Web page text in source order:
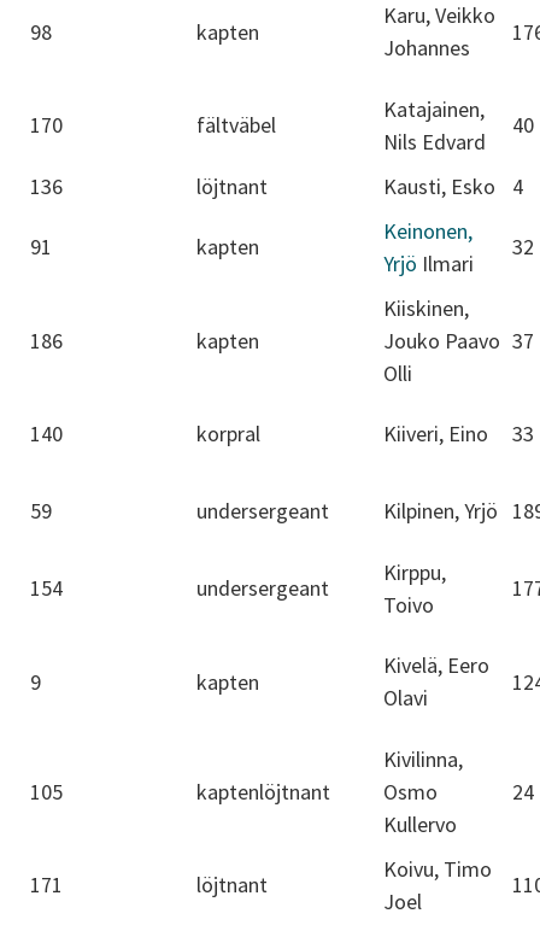
98 kapten
Karu, Veikko
Johannes
170 fältväbel
Katajainen,
Nils Edvard
40
136 löjtnant Kausti, Esko 4
91 kapten
Keinonen,
Yrjö Ilmari
32
186 kapten
Kiiskinen,
Jouko Paavo
Olli
37
140 korpral Kiiveri, Eino 33
59 undersergeant Kilpinen, Yrjö
154 undersergeant
Kirppu,
Toivo
9 kapten
Kivelä, Eero
Olavi
105 kaptenlöjtnant
Kivilinna,
Osmo
Kullervo
24
171 löjtnant
Koivu, Timo
Joel